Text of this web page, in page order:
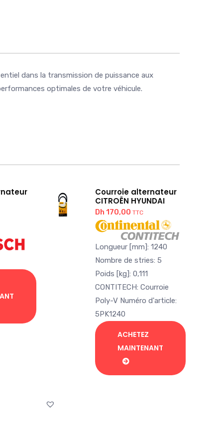
dans la transmission de puissance aux
optimales de votre véhicule.
Courroie alternateur
CITROËN HYUNDAI
Dh 170,00 TTC
Longueur [mm]: 1240
Nombre de stries: 5
Poids [kg]: 0,111
CONTITECH: Courroie
Poly-V Numéro d'article:
5PK1240
ACHETEZ
MAINTENANT